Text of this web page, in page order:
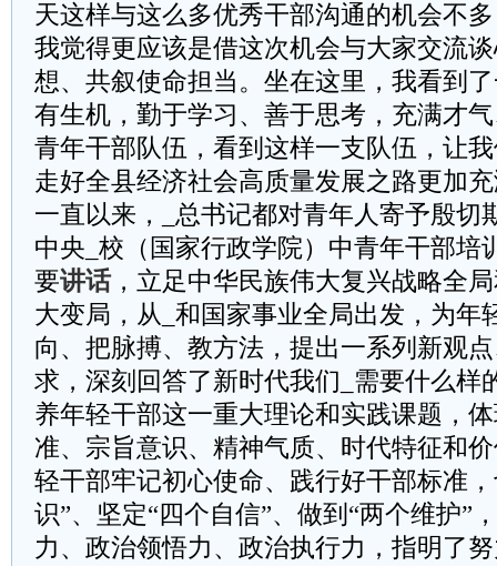
天这样与这么多优秀干部沟通的机会不
我觉得更应该是借这次机会与大家交流
想、共叙使命担当。坐在这里，我看到
有生机，勤于学习、善于思考，充满才
青年干部队伍，看到这样一支队伍，让
走好全县经济社会高质量发展之路更加
一直以来，_总书记都对青年人寄予殷切
中央_校（国家行政学院）中青年干部培
要讲话，立足中华民族伟大复兴战略全
大变局，从_和国家事业全局出发，为年
向、把脉搏、教方法，提出一系列新观
求，深刻回答了新时代我们_需要什么样
养年轻干部这一重大理论和实践课题，
准、宗旨意识、精神气质、时代特征和
轻干部牢记初心使命、践行好干部标准
识”、坚定“四个自信”、做到“两个维护”
力、政治领悟力、政治执行力，指明了